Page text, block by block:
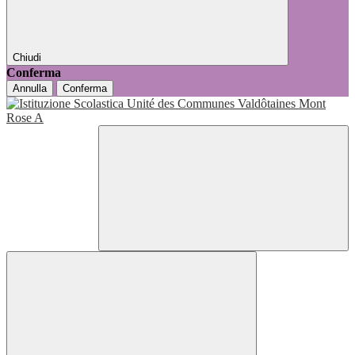
Chiudi
Conferma
Annulla Conferma